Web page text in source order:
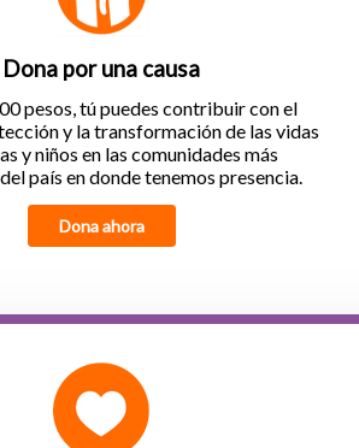
Dona por una causa
pesos, tú puedes contribuir con el
y la transformación de las vidas
y niños en las comunidades más
país en donde tenemos presencia.
Dona ahora